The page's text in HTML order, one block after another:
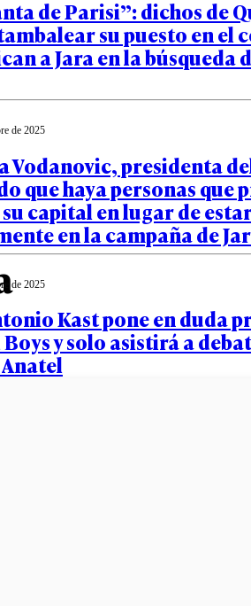
de Parisi”: dichos de
su puesto en el
a Jara en la búsqueda
de 2025
Vodanovic, presidenta
que haya personas que
capital en lugar de
en la campaña de
de 2025
Kast pone en duda
y solo asistirá a